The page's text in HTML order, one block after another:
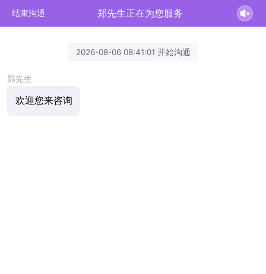
结束沟通 郑先生正在为您服务
2026-08-06 08:41:01 开始沟通
郑先生
欢迎您来咨询